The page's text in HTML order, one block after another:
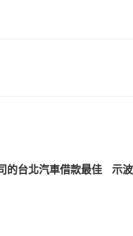
的台北汽車借款最佳
示